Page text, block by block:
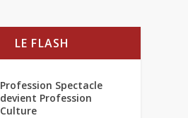
LE FLASH
Profession Spectacle
devient Profession
Culture